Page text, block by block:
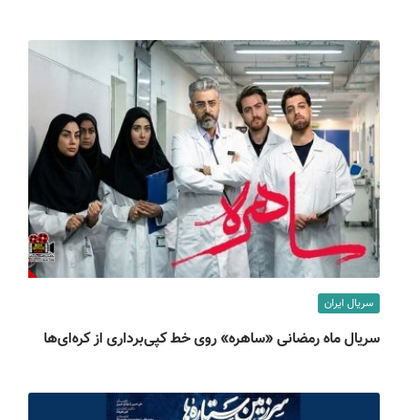
سریال ایران
سریال ماه رمضانی «ساهره» روی خط کپی‌برداری از کره‌ای‌ها